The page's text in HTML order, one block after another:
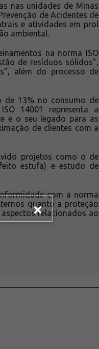
nas unidades de Minas
de Acidentes de
e atividades em prol
ambiental.
na norma ISO
de resíduos sólidos”,
além do processo de
de 13% no consumo de
14001 representa a
e o seu legado para as
de clientes com a
projetos como o de
estufa) e estudo de
com a norma
quanto a proteção
relacionados ao